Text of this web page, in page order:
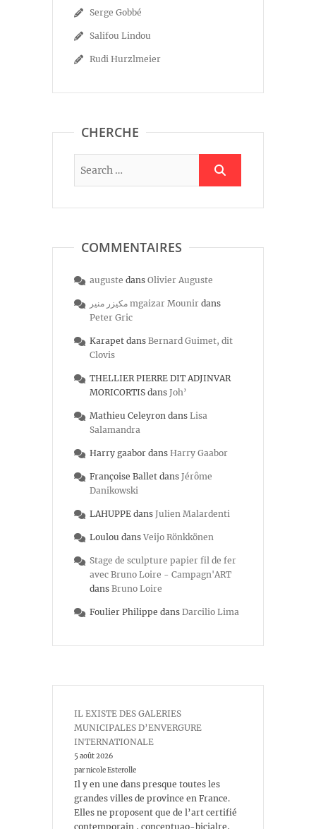
Serge Gobbé
Salifou Lindou
Rudi Hurzlmeier
CHERCHE
COMMENTAIRES
auguste dans Olivier Auguste
مكيزر منير mgaizar Mounir dans
Peter Gric
Karapet dans Bernard Guimet, dit
Clovis
THELLIER PIERRE DIT ADJINVAR
MORICORTIS dans Joh’
Mathieu Celeyron dans Lisa
Salamandra
Harry gaabor dans Harry Gaabor
Françoise Ballet dans Jérôme
Danikowski
LAHUPPE dans Julien Malardenti
Loulou dans Veijo Rönkkönen
Stage de sculpture papier fil de fer
avec Bruno Loire - Campagn'ART
dans Bruno Loire
Foulier Philippe dans Darcilio Lima
IL EXISTE DES GALERIES
MUNICIPALES D’ENVERGURE
INTERNATIONALE
5 août 2026
par nicole Esterolle
Il y en une dans presque toutes les
grandes villes de province en France.
Elles ne proposent que de l’art certifié
contemporain , conceptuao-bicialre,